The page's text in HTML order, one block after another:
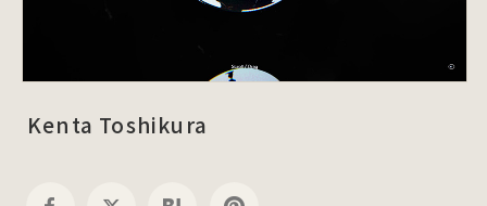
Kenta Toshikura